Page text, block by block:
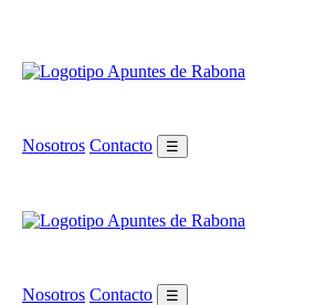
Nosotros Contacto ☰
Nosotros Contacto
☰